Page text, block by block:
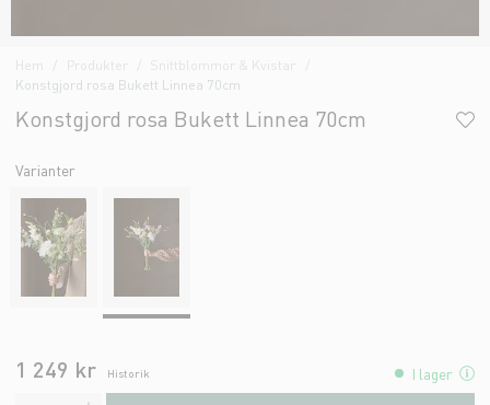
Hem Produkter
Snittblommor & Kvistar
Konstgjord rosa Bukett Linnea 70cm
Konstgjord rosa Bukett Linnea 70cm
Varianter
1 249 kr Historik I lager